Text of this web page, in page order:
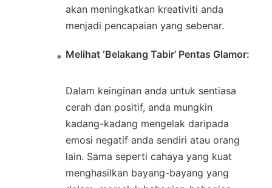
akan meningkatkan kreativiti anda
menjadi pencapaian yang sebenar.
Melihat ‘Belakang Tabir’ Pentas Glamor:
Dalam keinginan anda untuk sentiasa
cerah dan positif, anda mungkin
kadang-kadang mengelak daripada
emosi negatif anda sendiri atau orang
lain. Sama seperti cahaya yang kuat
menghasilkan bayang-bayang yang